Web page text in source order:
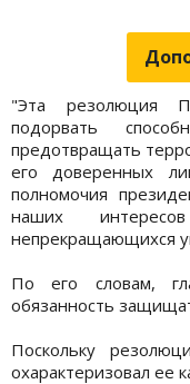
"Эта резолюция
подорвать
предотвращать
его доверенных
полномочия
наших
непрекращающихся
По его словам,
обязанность
Поскольку
охарактеризовал ее